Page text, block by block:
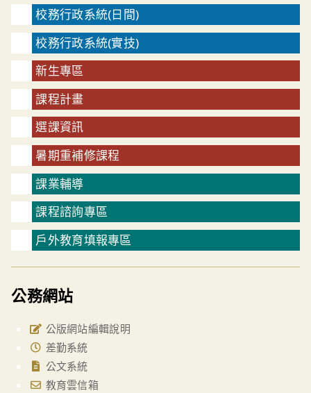
校務行政系統(日間)
校務行政系統(實技)
新生專區
課程計畫
選課資訊
暑期重補修課程
課業輔導
課程諮詢專區
戶外教育填報專區
公務網站
公版網站編輯說明
差勤系統
公文系統
教育雲信箱